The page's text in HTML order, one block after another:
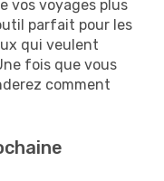
vos voyages plus
parfait pour les
qui veulent
fois que vous
comment